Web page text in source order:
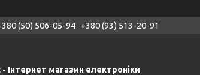
(50) 506-05-94 +380 (93) 513-20-91
Інтернет магазин електроніки